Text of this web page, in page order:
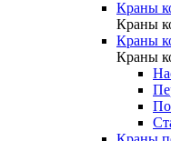
Краны
Краны
Краны
Краны